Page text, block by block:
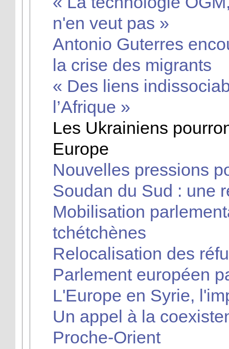
n'en veut pas »
Antonio Guterres
la crise des migrants
« Des liens
l’Afrique »
Les Ukrainiens
Europe
Nouvelles pressions
Soudan du Sud : une
Mobilisation
tchétchènes
Relocalisation des
Parlement européen
L'Europe en Syrie,
Un appel à la
Proche-Orient